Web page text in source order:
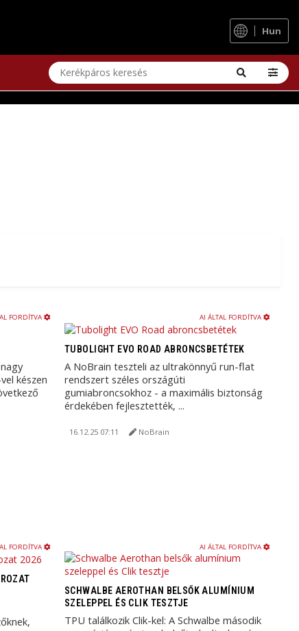
Hun
AZ MTB-KÍNÁLATBAN
jobb tapadással és fenntartható anyagokkal
FORDÍTVA
készen
AI ÁLTAL FORDÍTVA
TUBOLIGHT EVO ROAD ABRONCSBETÉTEK
A NoBrain teszteli az ultrakönnyű run-flat
rendszert széles országúti
gumiabroncsokhoz - a maximális biztonság
érdekében fejlesztették, ...
16.12.25 07:11 NoBrain
FORDÍTVA AI ÁLTAL FORDÍTVA
SCHWALBE AEROTHAN BELSŐK ALUMÍNIUM
SZELEPPEL ÉS CLIK TESZTJE
TPU találkozik Clik-kel: A Schwalbe második